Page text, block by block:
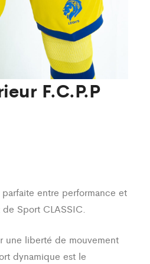
F.C.P.P
parfaite entre performance et
Sport CLASSIC.
une liberté de mouvement
dynamique est le